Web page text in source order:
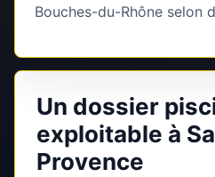
Bouches-du-Rhône selon
Un dossier
exploitable à
Provence